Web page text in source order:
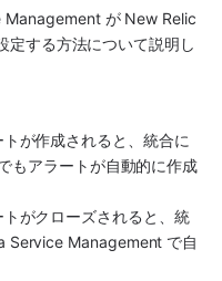
Management が New Relic
定する方法について説明し
が作成されると、統合に
もアラートが自動的に作成
がクローズされると、統
Service Management で自